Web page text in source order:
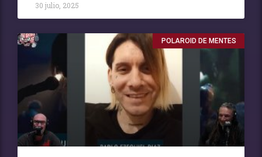
30 julio, 2025
POLAROID DE MENTES